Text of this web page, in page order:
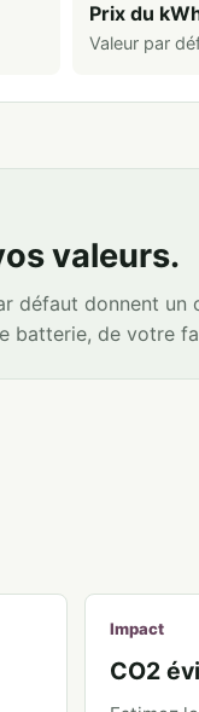
Prix du
Valeur par
valeurs.
défaut donnent
batterie, de votre
Impact
CO2